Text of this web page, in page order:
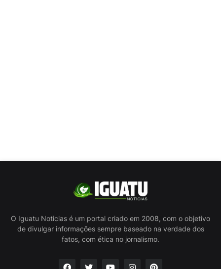
O Iguatu Noticias é um portal criado em 2008, com o objetivo
de divulgar informações sempre baseado na verdade dos
fatos, com ética no jornalismo.